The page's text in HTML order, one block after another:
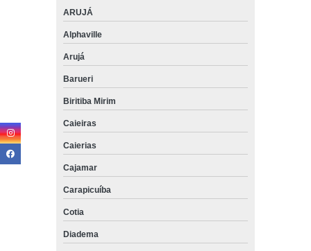
ARUJÁ
Alphaville
Arujá
Barueri
Biritiba Mirim
Caieiras
Caierias
Cajamar
Carapicuíba
Cotia
Diadema